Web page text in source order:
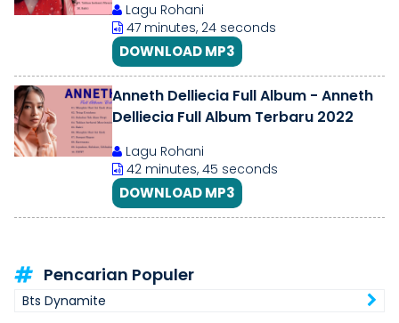
Lagu Rohani
47 minutes, 24 seconds
DOWNLOAD MP3
Anneth Delliecia Full Album - Anneth
Delliecia Full Album Terbaru 2022
Lagu Rohani
42 minutes, 45 seconds
DOWNLOAD MP3
Pencarian Populer
Bts Dynamite